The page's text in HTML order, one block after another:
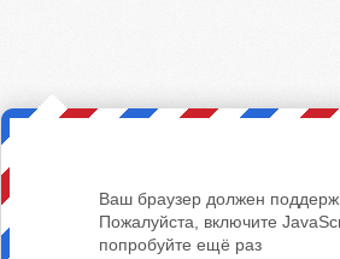
Ваш браузер должен
Пожалуйста, включите
попробуйте ещё раз